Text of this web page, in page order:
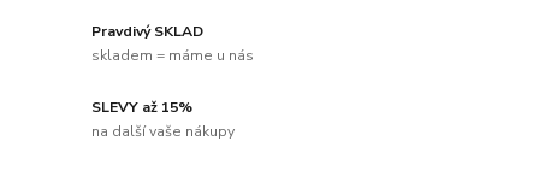
Pravdivý SKLAD
skladem = máme u nás
SLEVY až 15%
na další vaše nákupy